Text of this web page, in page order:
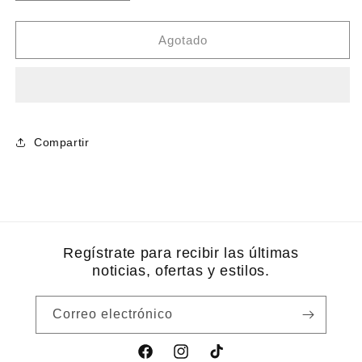
cantidad
para
root
cantidad
para
Dandelion
root
Agotado
Compartir
Regístrate para recibir las últimas
noticias, ofertas y estilos.
Correo electrónico